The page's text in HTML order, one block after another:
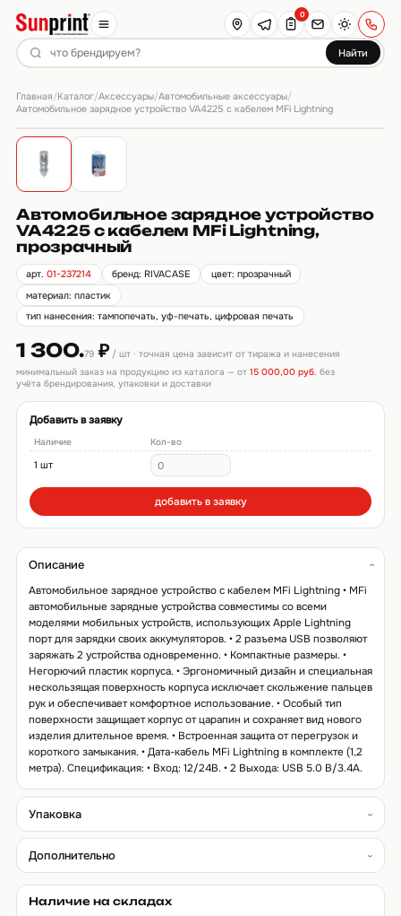
Найти
0
Главная/Каталог/Аксессуары/Автомобильные аксессуары/
Автомобильное зарядное устройство VA4225 с кабелем MFi Lightning
Автомобильное зарядное устройство
VA4225 с кабелем MFi Lightning,
прозрачный
арт.01-237214 бренд: RIVACASE
цвет: прозрачный
материал: пластик
тип нанесения: тампопечать, уф-печать, цифровая печать
1 300.79₽/ шт · точная цена зависит от тиража и нанесения
минимальный заказ на продукцию из каталога — от 15 000,00 руб. без
учёта брендирования, упаковки и доставки
Добавить в заявку
Наличие Кол-во
1 шт
добавить в заявку
Описание
Автомобильное зарядное устройство с кабелем MFi Lightning • MFi
автомобильные зарядные устройства совместимы со всеми
моделями мобильных устройств, использующих Apple Lightning
порт для зарядки своих аккумуляторов. • 2 разъема USB позволяют
заряжать 2 устройства одновременно. • Компактные размеры. •
Негорючий пластик корпуса. • Эргономичный дизайн и специальная
нескользящая поверхность корпуса исключает скольжение пальцев
рук и обеспечивает комфортное использование. • Особый тип
поверхности защищает корпус от царапин и сохраняет вид нового
изделия длительное время. • Встроенная защита от перегрузок и
короткого замыкания. • Дата-кабель MFi Lightning в комплекте (1,2
метра). Спецификация: • Вход: 12/24В. • 2 Выхода: USB 5.0 В/3.4A.
Упаковка
Дополнительно
Наличие на складах